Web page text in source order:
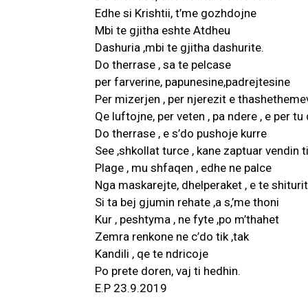
Edhe si Krishtii, t’me gozhdojne
Mbi te gjitha eshte Atdheu
Dashuria ,mbi te gjitha dashurite.
Do therrase , sa te pelcase
per farverine, papunesine,padrejtesine
Per mizerjen , per njerezit e
Qe luftojne, per veten , pa ndere , e per tu
Do therrase , e s’do pushoje kurre
See ,shkollat turce , kane zaptuar vendin
Plage , mu shfaqen , edhe ne palce
Nga maskarejte, dhelperaket , e te shiturit
Si ta bej gjumin rehate ,a s,’me thoni
Kur , peshtyma , ne fyte ,po m’thahet
Zemra renkone ne c’do tik ,tak
Kandili , qe te ndricoje
Po prete doren, vaj ti hedhin.
E.P 23.9.2019